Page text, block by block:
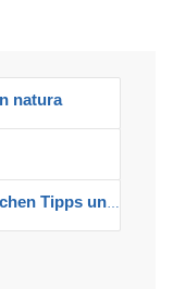
natura
und Angebote